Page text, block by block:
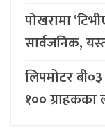
पोखरामा
सार्वजनिक,
लिपमोटर
१००